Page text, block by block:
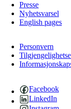
Presse
Nyhetsvarsel
English pages
Personvern
Facebook
LinkedIn